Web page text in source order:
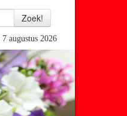
augustus 2026